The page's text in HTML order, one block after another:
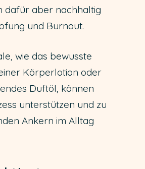
dafür aber nachhaltig
und Burnout.
wie das bewusste
Körperlotion oder
Duftöl, können
unterstützen und zu
Ankern im Alltag